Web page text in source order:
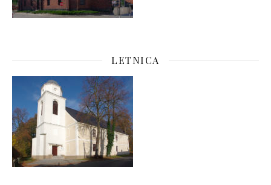
LETNICA